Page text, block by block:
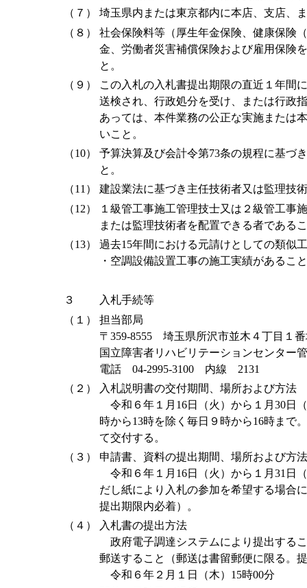
（７）
埼玉県内または東京都内に本店、支店、
（８）
社会保険料等（厚生年金保険、健康保険
金、労働者災害補償保険および雇用保険
と。
（９）
この入札の入札書提出期限の直近１年間
送検され、行政処分を受け、または行政
あっては、本件業務の公正な実施または
いこと。
（10）
予算決算及び会計令第73条の規程に基づ
と。
（11）
建設業法に基づき主任技術者又は監理技
（12）
１級管工事施工管理技士又は２級管工事
または監理技術者を配置できる者である
（13）
過去15年間における元請けとしての類似
・空調設備設置工事の施工実績があるこ
３
入札手続等
（１）
担当部局
〒359-8555 埼玉県所沢市並木４丁目１
国立障害者リハビリテーションセンタ
電話 04-2995-3100 内線 2131
（２）
入札説明書の交付期間、場所および方法
令和６年１月16日（火）から１月30日
時から13時を除く毎日９時から16時まで
て交付する。
（３）
申請書、資料の提出期間、場所および方法
令和６年１月16日（火）から１月31日
だし紙により入札の参加を希望する場合
提出期限内必着）。
（４）
入札書の提出方法
政府電子調達システムにより提出する
郵送すること（郵送は書留郵便に限る。
令和６年２月１日（木）15時00分